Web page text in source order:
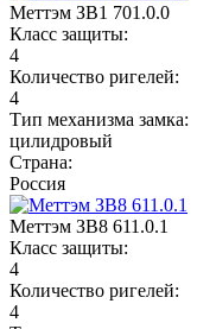
Меттэм ЗВ1 701.0.0
Класс защиты:
4
Количество ригелей:
4
Тип механизма замка:
цилидровый
Страна:
Россия
Меттэм ЗВ8 611.0.1
Класс защиты:
4
Количество ригелей:
4